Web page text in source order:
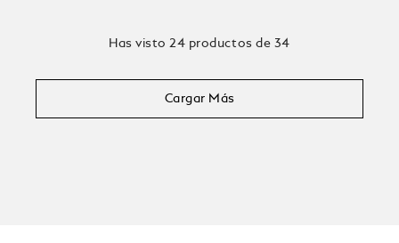
Has visto 24 productos de 34
Cargar Más